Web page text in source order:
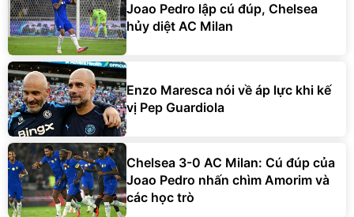
Joao Pedro lập cú đúp, Chelsea
hủy diệt AC Milan
Enzo Maresca nói về áp lực khi kế
vị Pep Guardiola
Chelsea 3-0 AC Milan: Cú đúp của
Joao Pedro nhấn chìm Amorim và
các học trò